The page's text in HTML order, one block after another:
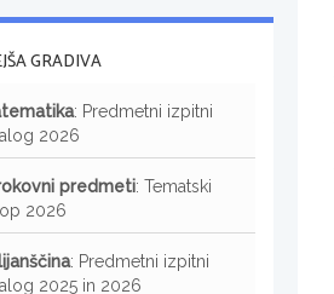
GRADIVA
: Predmetni izpitni
2026
predmeti: Tematski
2026
: Predmetni izpitni
2025 in 2026